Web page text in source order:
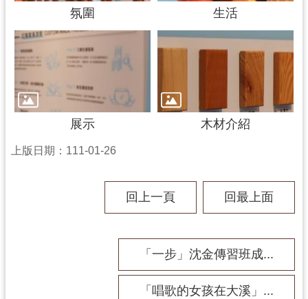
氛圍 生活
展示 木材介紹
上版日期：111-01-26
回上一頁 回最上面
「一步」沈金傳習班成...
「唱歌的女孩在大溪」...